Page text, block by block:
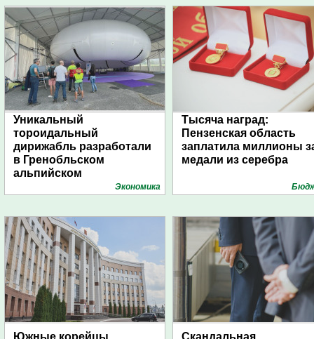
Уникальный
тороидальный
дирижабль разработали
в Гренобльском
альпийском
Экономика
Тысяча наград:
Пензенская область
заплатила миллионы
медали из серебра
Южные корейцы
Скандальная